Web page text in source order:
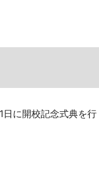
日に開校記念式典を行